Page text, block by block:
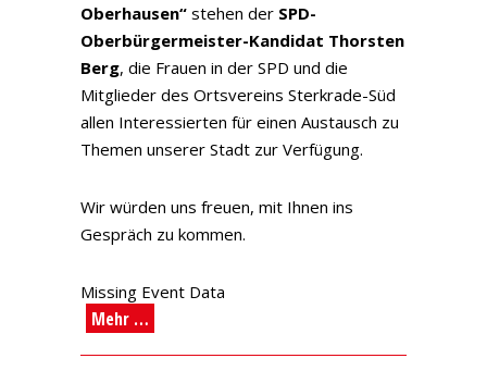
Oberhausen“ stehen der SPD-
Oberbürgermeister-Kandidat Thorsten
Berg, die Frauen in der SPD und die
Mitglieder des Ortsvereins Sterkrade-Süd
allen Interessierten für einen Austausch zu
Themen unserer Stadt zur Verfügung.
Wir würden uns freuen, mit Ihnen ins
Gespräch zu kommen.
Missing Event Data
Mehr …